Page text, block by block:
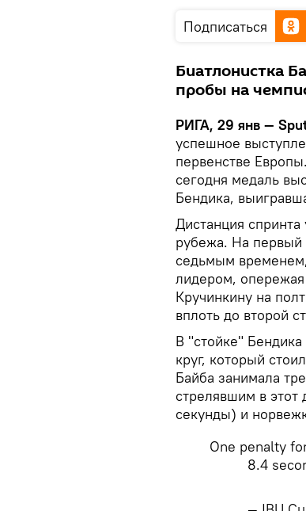
Подписаться
Биатлонистка
пробы на
РИГА, 29 янв —
успешное
первенстве
сегодня медаль
Бендика,
Дистанция
рубежа. На первый
седьмым временем,
лидером,
Кручинкину на
вплоть до второй
В "стойке"
круг, который
Байба занимала
стрелявшим в
секунды) и
One penalty
8.4